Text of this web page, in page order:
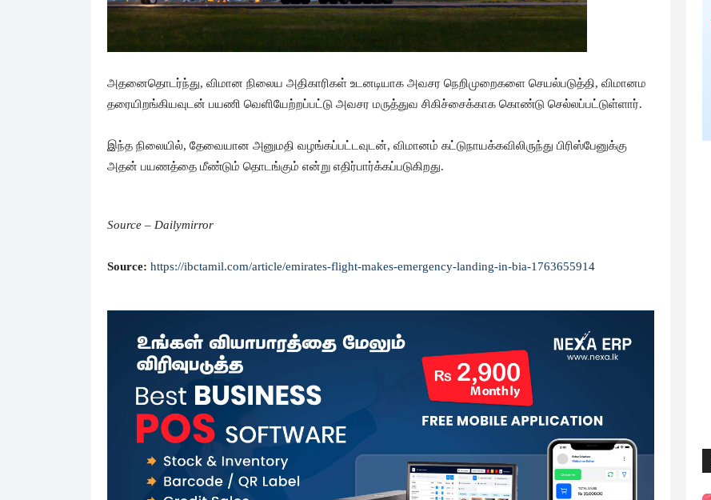
அதனைதொடர்ந்து, விமான நிலைய அதிகாரிகள் உடனடியாக அவசர நெறிமுறைகளை செயல்படுத்தி, விமானம
தரையிறங்கியவுடன் பயணி வெளியேற்றப்பட்டு அவசர மருத்துவ சிகிச்சைக்காக கொண்டு செல்லப்பட்டுள்ளார்.
இந்த நிலையில், தேவையான அனுமதி வழங்கப்பட்டவுடன், விமானம் கட்டுநாயக்கவிலிருந்து பிரிஸ்பேனுக்கு
அதன் பயணத்தை மீண்டும் தொடங்கும் என்று எதிர்பார்க்கப்படுகிறது.
Source – Dailymirror
Source: https://ibctamil.com/article/emirates-flight-makes-emergency-landing-in-bia-1763655914